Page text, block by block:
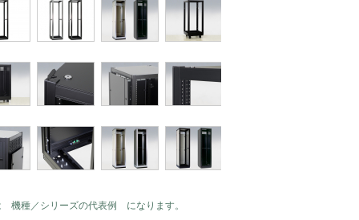
機種／シリーズの代表例 になります。